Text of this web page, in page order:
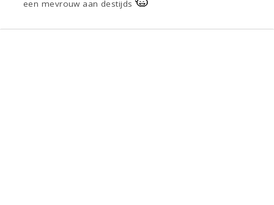
een mevrouw aan destijds